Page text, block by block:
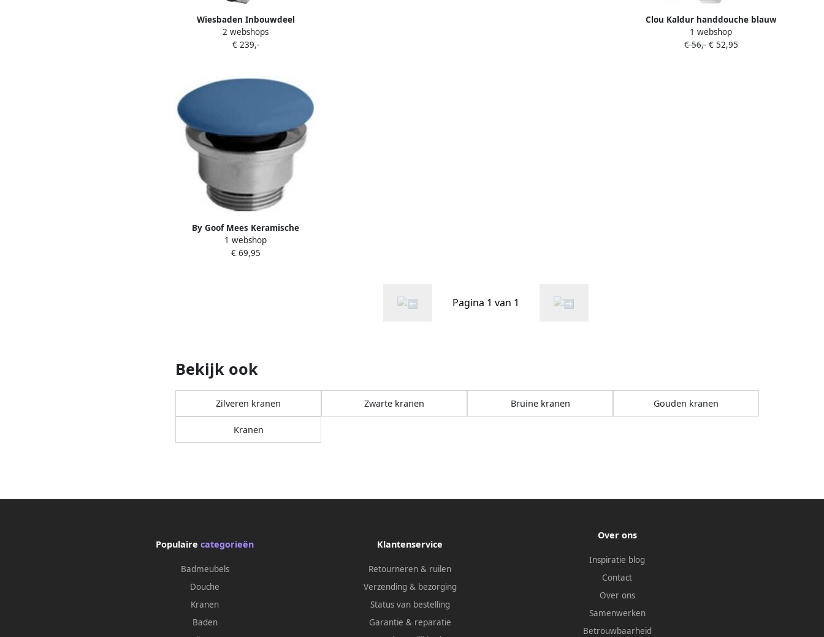
Wiesbaden Inbouwdeel
Douchekraan Themostatisch 3-
wegs Inbouwbox
2 webshops
€ 239,-
Clou Kaldur handdouche blauw
soft-touch met 1 2 aansluiting CL
06.25002
1 webshop
€ 56,-€ 52,95
By Goof Mees Keramische
clickwaste Mat Blauw JBS6205
1 webshop
€ 69,95
Pagina 1 van 1
Bekijk ook
Zilveren kranen Zwarte kranen Bruine kranen Gouden kranen
Kranen
Populaire categorieën
Badmeubels
Douche
Kranen
Baden
Klantenservice
Retourneren & ruilen
Verzending & bezorging
Status van bestelling
Garantie & reparatie
Over ons
Inspiratie blog
Contact
Over ons
Samenwerken
Betrouwbaarheid